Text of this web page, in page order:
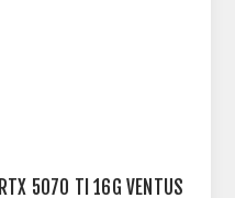
RTX 5070 TI 16G VENTUS